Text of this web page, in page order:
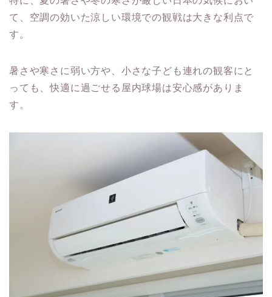
て、空調の効いた涼しい環境での観戦は大きな利点で
す。
暑さや寒さに弱い方や、小さな子ども連れの観客にと
っても、快適に過ごせる屋内球場は安心感がありま
す。
Privacy Policy
About Us